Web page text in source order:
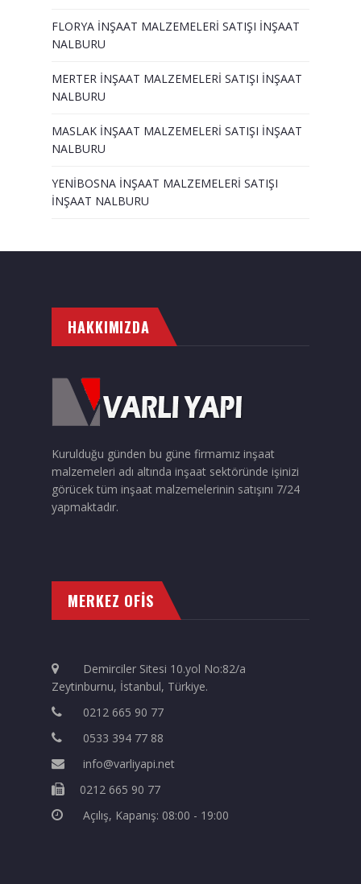
FLORYA İNŞAAT MALZEMELERİ SATIŞI İNŞAAT
NALBURU
MERTER İNŞAAT MALZEMELERİ SATIŞI İNŞAAT
NALBURU
MASLAK İNŞAAT MALZEMELERİ SATIŞI İNŞAAT
NALBURU
YENİBOSNA İNŞAAT MALZEMELERİ SATIŞI
İNŞAAT NALBURU
HAKKIMIZDA
Kurulduğu günden bu güne firmamız inşaat
malzemeleri adı altında inşaat sektöründe işinizi
görücek tüm inşaat malzemelerinin satışını 7/24
yapmaktadır.
MERKEZ OFİS
Demirciler Sitesi 10.yol No:82/a
Zeytinburnu, İstanbul, Türkiye.
0212 665 90 77
0533 394 77 88
info@varliyapi.net
0212 665 90 77
Açılış, Kapanış: 08:00 - 19:00